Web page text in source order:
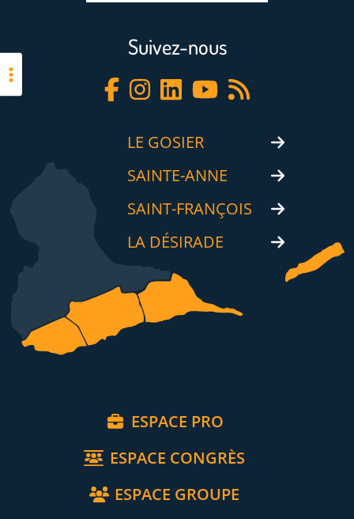
Suivez-nous
LE GOSIER
SAINTE-ANNE
SAINT-FRANÇOIS
LA DÉSIRADE
ESPACE PRO
ESPACE CONGRÈS
ESPACE GROUPE